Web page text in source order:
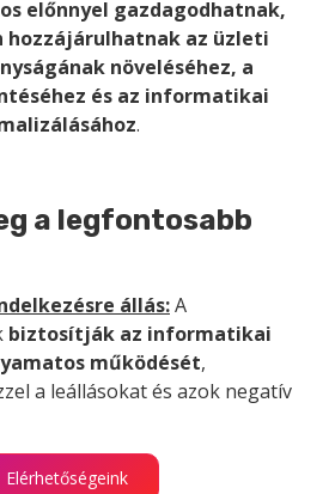
előnnyel gazdagodhatnak,
hozzájárulhatnak az üzleti
növeléséhez, a
és az informatikai
.
a legfontosabb
állás:A
biztosítják az informatikai
működését,
a leállásokat és azok negatív
Elérhetőségeink